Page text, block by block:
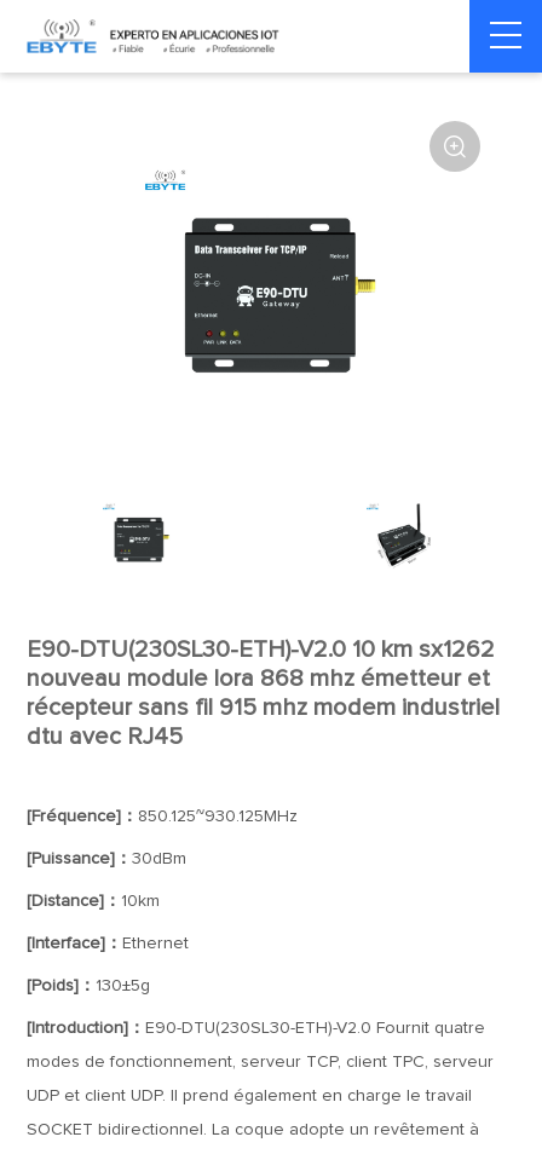
Home > Modem > Industrial Gateway Wireless Gateways

E90-DTU(230SL30-ETH)-V2.0 10 km sx1262
nouveau module lora 868 mhz émetteur et
récepteur sans fil 915 mhz modem industriel
dtu avec RJ45
[Fréquence]： 850.125~930.125MHz
[Puissance]：30dBm
[Distance]： 10km
[Interface]： Ethernet
[Poids]： 130±5g
[Introduction]： E90-DTU(230SL30-ETH)-V2.0 Fournit quatre
modes de fonctionnement, serveur TCP, client TPC, serveur
UDP et client UDP. Il prend également en charge le travail
SOCKET bidirectionnel. La coque adopte un revêtement à